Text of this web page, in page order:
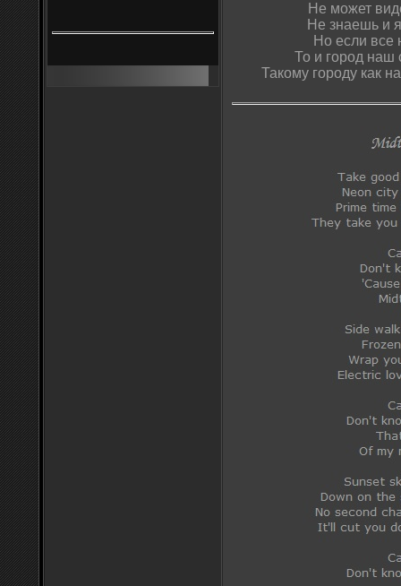
Не может
Не знаешь и
Но если все
То и город наш
Такому городу как